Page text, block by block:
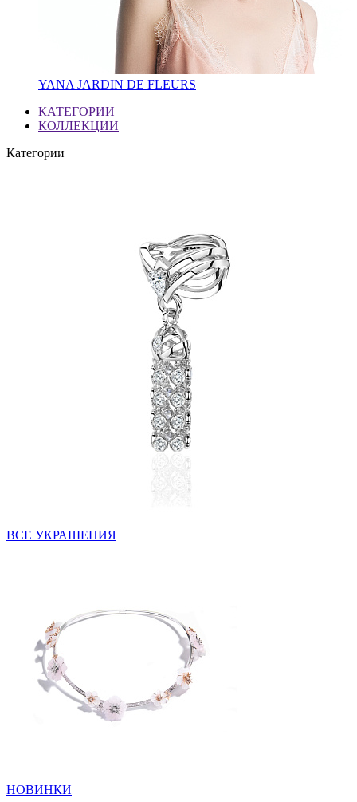
YANA JARDIN DE FLEURS
КАТЕГОРИИ
КОЛЛЕКЦИИ
Категории
ВСЕ УКРАШЕНИЯ
НОВИНКИ